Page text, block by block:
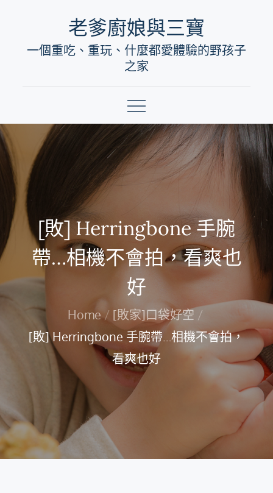
content
老爹廚娘與三寶
一個重吃、重玩、什麼都愛體驗的野孩子
之家
[敗] Herringbone 手腕
帶…相機不會拍，看爽也
好
Home
[敗家]口袋好空
[敗] Herringbone 手腕帶…相機不會拍，
看爽也好